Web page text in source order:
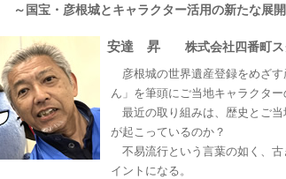
～国宝・彦根城とキャラクター活用の新たな展
安達 昇 株式会社四番町ス
彦根城の世界遺産登録をめざす
ん」を筆頭にご当地キャラクター
最近の取り組みは、歴史とご当
が起こっているのか？
不易流行という言葉の如く、古
イントになる。